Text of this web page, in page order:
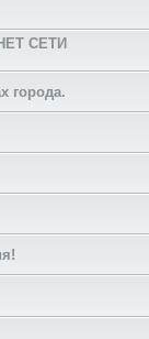
СЕТИ
города.